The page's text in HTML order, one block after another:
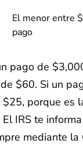
El menor entre
pago
pago de
$60. Si un
porque es
IRS te
mediante la